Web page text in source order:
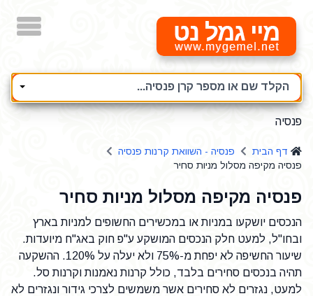
מיי גמל נט
הקלד שם או מספר קרן פנסיה...
פנסיה
דף הבית
פנסיה - השוואת קרנות פנסיה
פנסיה מקיפה מסלול מניות סחיר
פנסיה מקיפה מסלול מניות סחיר
הנכסים יושקעו במניות או במכשירים החשופים למניות בארץ
ובחו"ל, למעט חלק הנכסים המושקע ע"פ חוק באג"ח מיועדות.
שיעור החשיפה לא יפחת מ-75% ולא יעלה על 120%. ההשקעה
תהיה בנכסים סחירים בלבד, כולל קרנות נאמנות וקרנות סל.
למעט, נגזרים לא סחירים אשר משמשים לצרכי גידור ונגזרים לא